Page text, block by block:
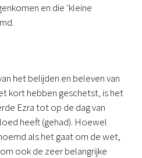
en die ‘kleine
het belijden en beleven van
kort hebben geschetst, is het
Ezra tot op de dag van
heeft (gehad). Hoewel
als het gaat om de wet,
ook de zeer belangrijke